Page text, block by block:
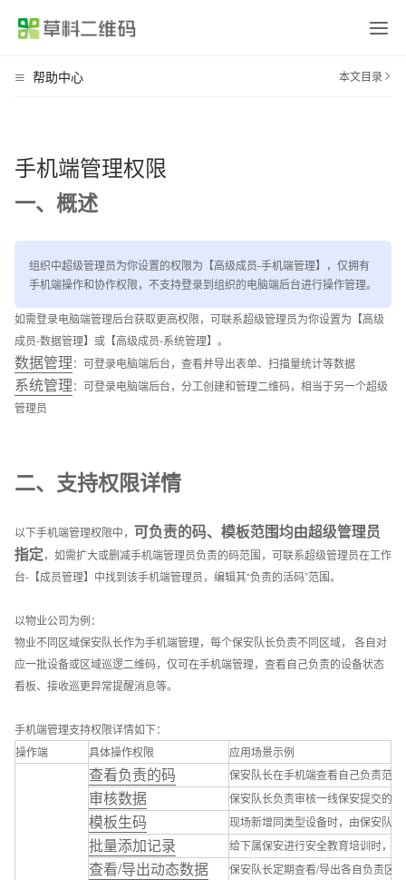
各行各业的
场景应用
产品介绍产品宣传、使用说明、产品画册等
设备巡检消防巡检、设备点检、维修保养等
签到报名 会议签到、活动报名、扫码核销等
人员管理实名管理、人员档案、培训记录等
业务介绍公司介绍、旅游行程、业务说明等
固定资产资产标签、领用登记、车辆管理等
信息展示教学培训、办事指南、展品介绍等
区域巡查隐患排查、安全巡查、管线巡查等
出入登记访客登记、访客预约、来访指引等
消防安全灭火器、消火栓检查，安全宣讲等
信息收集意见反馈、调查问卷、领用登记等
标牌标识
教育培训培训业务介绍、材料收集、借还登记等
建筑施工用二维码管理施工现场的全套方案
行程介绍、路线汇总、酒店入住指南等
能源电力设备巡检、区域巡查、人员管理等
行政事业单位 办事指南、业务办理、村务公开等
物业后勤设备维保、访客登记、绿化养护等
医疗卫生医疗设备管理、健康宣教、消毒记录等
首页
场景应用
行业应用
价格方案
帮助中心
关于我们
功能请前往电脑端使用了解详情
帮助中心 本文目录
手机端管理权限
一、概述
组织中超级管理员为你设置的权限为【高级成员-手机端管理】，仅拥有
手机端操作和协作权限，不支持登录到组织的电脑端后台进行操作管理。
如需登录电脑端管理后台获取更高权限，可联系超级管理员为你设置为【高级
成员-数据管理】或【高级成员-系统管理】。
数据管理：可登录电脑端后台，查看并导出表单、扫描量统计等数据
系统管理：可登录电脑端后台，分工创建和管理二维码，相当于另一个超级
管理员
二、支持权限详情
以下手机端管理权限中， 可负责的码、模板范围均由超级管理员
指定，如需扩大或删减手机端管理员负责的码范围，可联系超级管理员在工作
台-【成员管理】中找到该手机端管理员，编辑其“负责的活码”范围。
以物业公司为例：
物业不同区域保安队长作为手机端管理，每个保安队长负责不同区域， 各自对
应一批设备或区域巡逻二维码，仅可在手机端管理，查看自己负责的设备状态
看板、接收巡更异常提醒消息等。
手机端管理支持权限详情如下：
操作端
具体操作权限 应用场景示例
查看负责的码 保安队长在手机端查看自己负责范
审核数据 保安队长负责审核一线保安提交的
模板生码 现场新增同类型设备时，由保安队
批量添加记录 给下属保安进行安全教育培训时，
查看/导出动态数据 保安队长定期查看/导出各自负责区